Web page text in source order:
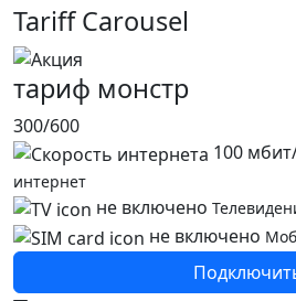
Tariff Carousel
тариф монстр
300/600
100
интернет
не включено
не включено